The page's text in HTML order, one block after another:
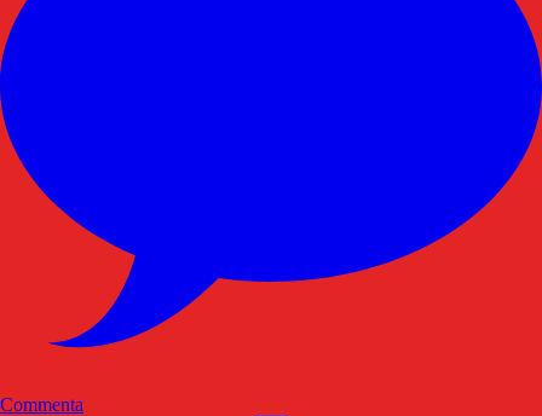
Commenta